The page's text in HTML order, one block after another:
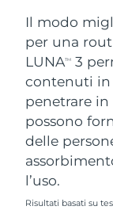
Il modo
per una
LUNATM
3
contenuti in
penetrare
possono
delle
l’uso.
Risultati basati su